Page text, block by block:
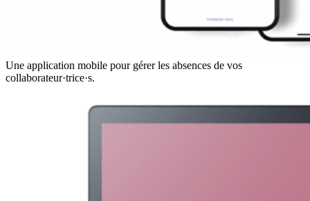
Une application mobile pour gérer les absences de vos
collaborateur·trice·s.